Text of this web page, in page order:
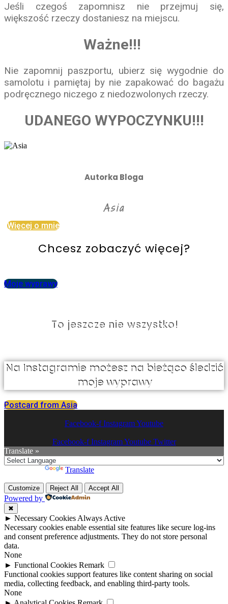
Jeśli czegoś zapomnisz nie przejmuj się,
większość rzeczy dostaniesz na miejscu.
Ważne!!!
Nie zapomnij paszportu, ubierz się wygodnie do
samolotu i pamiętaj by nie zapakować do bagażu
podręcznego niczego z niedozwolonych rzeczy.
UDANEGO WYPOCZYNKU!!!
Autorka Bloga
Asia
Więcej o mnie
Chcesz zobaczyć więcej?
Moje wyprawy
To jeszcze nie wszystko!
Na Instagramie możesz na bieżąco śledzić
moje wyprawy
Postcard from Asia
Facebook-f InstagramYoutube
Facebook-f Instagram Youtube Twitter
Translate »
Translate
Customize Reject All Accept All
Powered by
✖
► Necessary Cookies Always Active
Necessary cookies enable essential site features like secure log-ins
and consent preference adjustments. They do not store personal
data.
None
► Functional Cookies Remark
Functional cookies support features like content sharing on social
media, collecting feedback, and enabling third-party tools.
None